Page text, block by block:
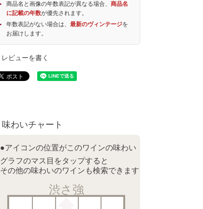
商品名と画像の年数表記が異なる場合、商品名
に記載の年数が優先されます。
年数表記がない場合は、最新のヴィンテージを
お届けします。
レビューを書く
味わいチャート
●アイコンの位置がこのワインの味わい
グラフのマス目をタップすると
その他の味わいのワインも検索できます
渋さ強